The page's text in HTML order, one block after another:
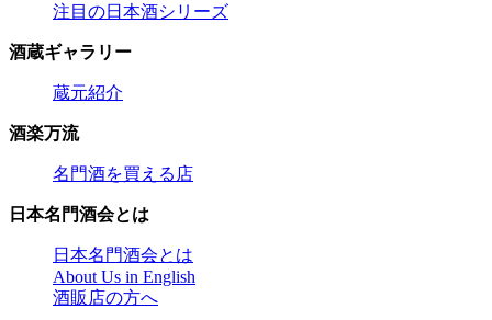
注目の日本酒シリーズ
酒蔵ギャラリー
蔵元紹介
酒楽万流
名門酒を買える店
日本名門酒会とは
日本名門酒会とは
About Us in English
酒販店の方へ